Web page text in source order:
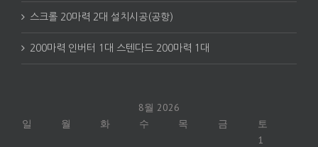
스크롤 20마력 2대 설치시공(공항)
200마력 인버터 1대 스텐다드 200마력 1대
8월 2026
일 월 화 수 목 금 토
1